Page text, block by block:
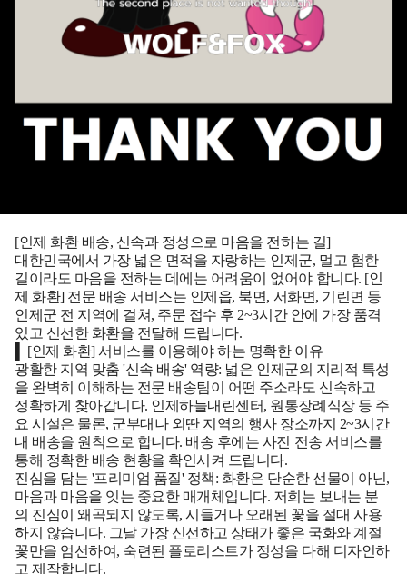
[인제 화환 배송, 신속과 정성으로 마음을 전하는 길]
대한민국에서 가장 넓은 면적을 자랑하는 인제군, 멀고 험한
길이라도 마음을 전하는 데에는 어려움이 없어야 합니다. [인
제 화환] 전문 배송 서비스는 인제읍, 북면, 서화면, 기린면 등
인제군 전 지역에 걸쳐, 주문 접수 후 2~3시간 안에 가장 품격
있고 신선한 화환을 전달해 드립니다.
▌ [인제 화환] 서비스를 이용해야 하는 명확한 이유
광활한 지역 맞춤 '신속 배송' 역량: 넓은 인제군의 지리적 특성
을 완벽히 이해하는 전문 배송팀이 어떤 주소라도 신속하고
정확하게 찾아갑니다. 인제하늘내린센터, 원통장례식장 등 주
요 시설은 물론, 군부대나 외딴 지역의 행사 장소까지 2~3시간
내 배송을 원칙으로 합니다. 배송 후에는 사진 전송 서비스를
통해 정확한 배송 현황을 확인시켜 드립니다.
진심을 담는 '프리미엄 품질' 정책: 화환은 단순한 선물이 아닌,
마음과 마음을 잇는 중요한 매개체입니다. 저희는 보내는 분
의 진심이 왜곡되지 않도록, 시들거나 오래된 꽃을 절대 사용
하지 않습니다. 그날 가장 신선하고 상태가 좋은 국화와 계절
꽃만을 엄선하여, 숙련된 플로리스트가 정성을 다해 디자인하
고 제작합니다.